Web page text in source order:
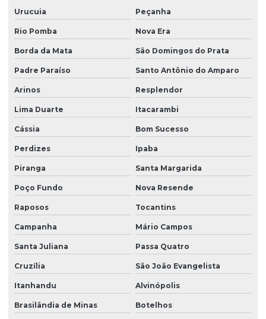
Urucuia Peçanha
Rio Pomba Nova Era
Borda da Mata São Domingos do Prata
Padre Paraíso Santo Antônio do Amparo
Arinos Resplendor
Lima Duarte Itacarambi
Cássia Bom Sucesso
Perdizes Ipaba
Piranga Santa Margarida
Poço Fundo Nova Resende
Raposos Tocantins
Campanha Mário Campos
Santa Juliana Passa Quatro
Cruzília São João Evangelista
Itanhandu Alvinópolis
Brasilândia de Minas Botelhos